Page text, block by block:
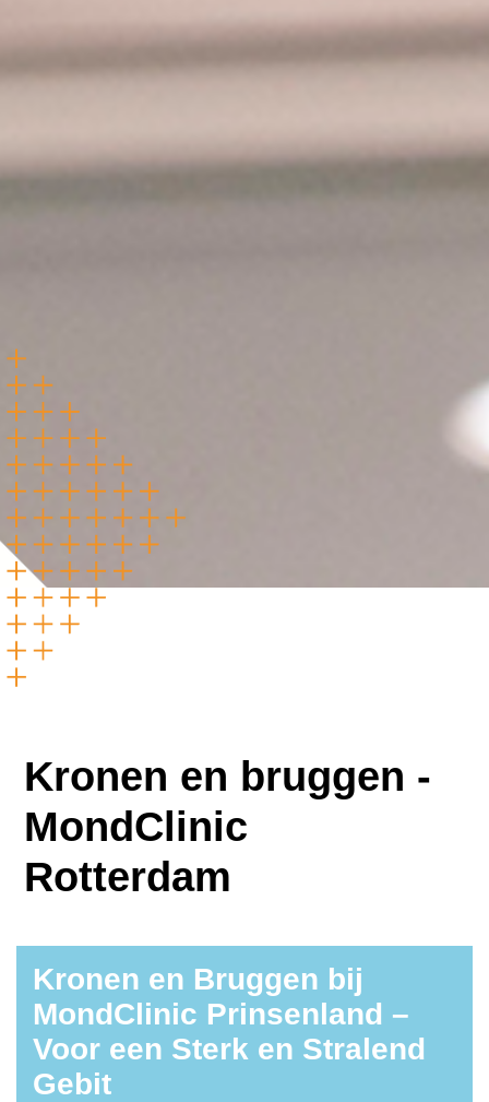
Kronen en bruggen -
MondClinic
Rotterdam
Kronen en Bruggen bij
MondClinic Prinsenland –
Voor een Sterk en Stralend
Gebit